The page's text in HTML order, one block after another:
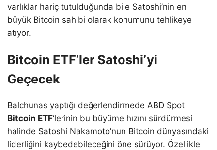
varlıklar hariç tutulduğunda bile Satoshi’nin en
büyük Bitcoin sahibi olarak konumunu tehlikeye
atıyor.
Bitcoin ETF’ler Satoshi’yi
Geçecek
Balchunas yaptığı değerlendirmede ABD Spot
Bitcoin ETF‘lerinin bu büyüme hızını sürdürmesi
halinde Satoshi Nakamoto’nun Bitcoin dünyasındaki
liderliğini kaybedebileceğini öne sürüyor. Özellikle